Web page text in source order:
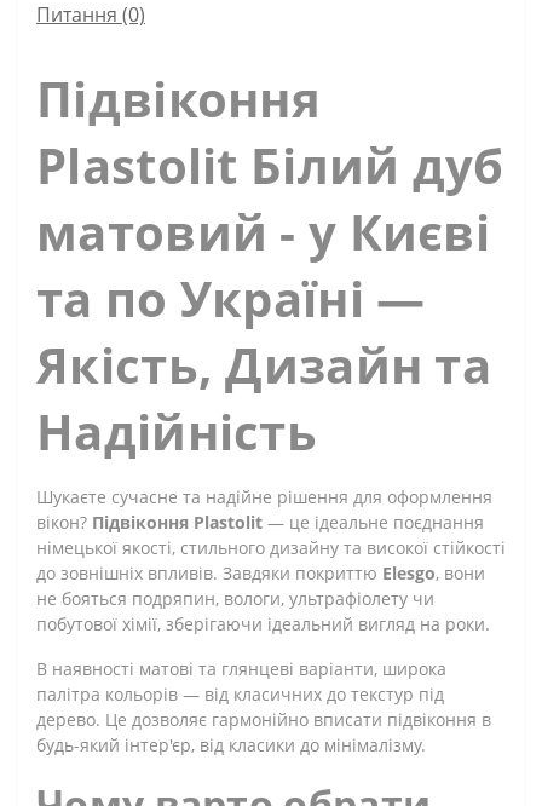
Питання (0)
Підвіконня
Plastolit Білий дуб
матовий - у Києві
та по Україні —
Якість, Дизайн та
Надійність
Шукаєте сучасне та надійне рішення для оформлення
вікон? Підвіконня Plastolit — це ідеальне поєднання
німецької якості, стильного дизайну та високої стійкості
до зовнішніх впливів. Завдяки покриттю Elesgo, вони
не бояться подряпин, вологи, ультрафіолету чи
побутової хімії, зберігаючи ідеальний вигляд на роки.
В наявності матові та глянцеві варіанти, широка
палітра кольорів — від класичних до текстур під
дерево. Це дозволяє гармонійно вписати підвіконня в
будь-який інтер'єр, від класики до мінімалізму.